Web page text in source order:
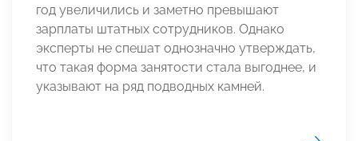
год увеличились и заметно превышают
зарплаты штатных сотрудников. Однако
эксперты не спешат однозначно утверждать,
что такая форма занятости стала выгоднее, и
указывают на ряд подводных камней.